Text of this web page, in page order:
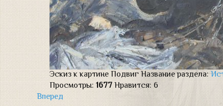
Эскиз к картине ПодвигНазвание раздела:
Просмотры: 1677Нравится: 6
Вперед